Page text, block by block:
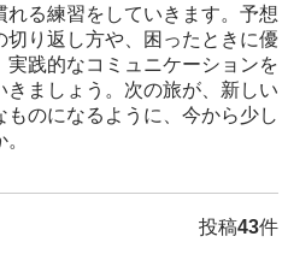
れる練習をしていきます。予想
り返し方や、困ったときに優
実践的なコミュニケーションを
きましょう。次の旅が、新しい
のになるように、今から少し
投稿43件